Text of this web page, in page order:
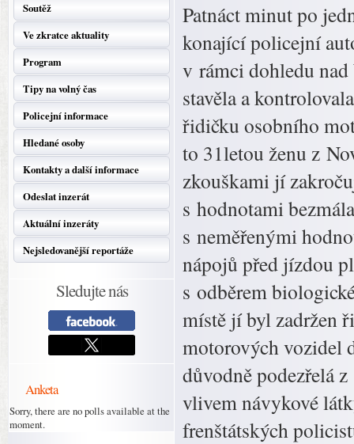
Soutěž
Ve zkratce aktuality
Program
Tipy na volný čas
Policejní informace
Hledané osoby
Kontakty a další informace
Odeslat inzerát
Aktuální inzeráty
Nejsledovanější reportáže
Sledujte nás
Anketa
Sorry, there are no polls available at the
moment.
Patnáct minut po
konající policejní
v rámci dohledu
stavěla a
řidičku osobního
to 31letou ženu z
zkouškami jí
s hodnotami
s neměřenými
nápojů před jízdou
s odběrem
místě jí byl zadržen
motorových vozidel
důvodně podezřelá
vlivem návykové
frenštátských